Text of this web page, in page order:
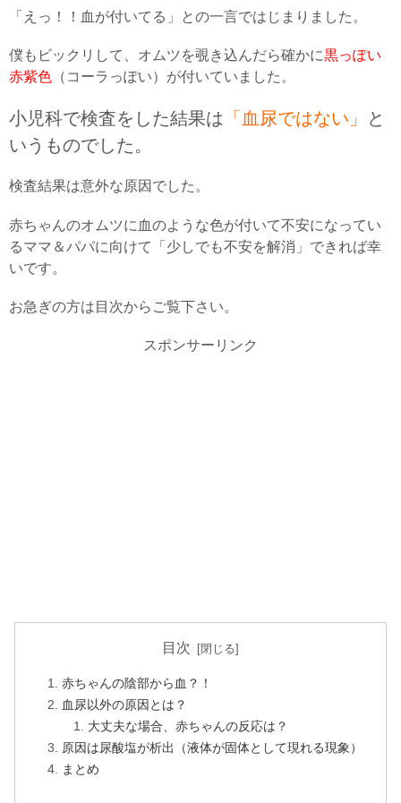
「えっ！！血が付いてる」との一言ではじまりました。
僕もビックリして、オムツを覗き込んだら確かに黒っぽい
赤紫色 （コーラっぽい）が付いていました。
小児科で検査をした結果は 「血尿ではない」
と
いうものでした。
検査結果は意外な原因でした。
赤ちゃんのオムツに血のような色が付いて不安になってい
るママ＆パパに向けて「少しでも不安を解消」できれば幸
いです。
お急ぎの方は目次からご覧下さい。
スポンサーリンク
目次
赤ちゃんの陰部から血？！
血尿以外の原因とは？
大丈夫な場合、赤ちゃんの反応は？
原因は尿酸塩が析出（液体が固体として現れる現象）
まとめ